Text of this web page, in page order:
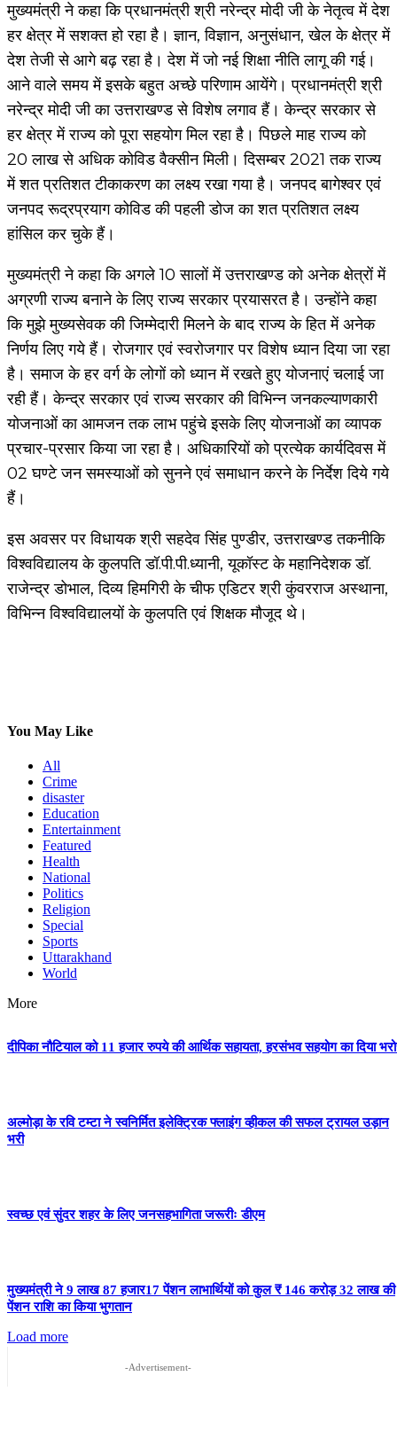
मुख्यमंत्री ने कहा कि प्रधानमंत्री श्री नरेन्द्र मोदी जी के नेतृत्व में देश
हर क्षेत्र में सशक्त हो रहा है। ज्ञान, विज्ञान, अनुसंधान, खेल के क्षेत्र में
देश तेजी से आगे बढ़ रहा है। देश में जो नई शिक्षा नीति लागू की गई।
आने वाले समय में इसके बहुत अच्छे परिणाम आयेंगे। प्रधानमंत्री श्री
नरेन्द्र मोदी जी का उत्तराखण्ड से विशेष लगाव हैं। केन्द्र सरकार से
हर क्षेत्र में राज्य को पूरा सहयोग मिल रहा है। पिछले माह राज्य को
20 लाख से अधिक कोविड वैक्सीन मिली। दिसम्बर 2021 तक राज्य
में शत प्रतिशत टीकाकरण का लक्ष्य रखा गया है। जनपद बागेश्वर एवं
जनपद रूद्रप्रयाग कोविड की पहली डोज का शत प्रतिशत लक्ष्य
हांसिल कर चुके हैं।
मुख्यमंत्री ने कहा कि अगले 10 सालों में उत्तराखण्ड को अनेक क्षेत्रों में
अग्रणी राज्य बनाने के लिए राज्य सरकार प्रयासरत है। उन्होंने कहा
कि मुझे मुख्यसेवक की जिम्मेदारी मिलने के बाद राज्य के हित में अनेक
निर्णय लिए गये हैं। रोजगार एवं स्वरोजगार पर विशेष ध्यान दिया जा रहा
है। समाज के हर वर्ग के लोगों को ध्यान में रखते हुए योजनाएं चलाई जा
रही हैं। केन्द्र सरकार एवं राज्य सरकार की विभिन्न जनकल्याणकारी
योजनाओं का आमजन तक लाभ पहुंचे इसके लिए योजनाओं का व्यापक
प्रचार-प्रसार किया जा रहा है। अधिकारियों को प्रत्येक कार्यदिवस में
02 घण्टे जन समस्याओं को सुनने एवं समाधान करने के निर्देश दिये गये
हैं।
इस अवसर पर विधायक श्री सहदेव सिंह पुण्डीर, उत्तराखण्ड तकनीकि
विश्वविद्यालय के कुलपति डॉ.पी.पी.ध्यानी, यूकॉस्ट के महानिदेशक डॉ.
राजेन्द्र डोभाल, दिव्य हिमगिरी के चीफ एडिटर श्री कुंवरराज अस्थाना,
विभिन्न विश्वविद्यालयों के कुलपति एवं शिक्षक मौजूद थे।
You May Like
All
Crime
disaster
Education
Entertainment
Featured
Health
National
Politics
Religion
Special
Sports
Uttarakhand
World
More
दीपिका नौटियाल को 11 हजार रुपये की आर्थिक सहायता, हरसंभव सहयोग का दिया
अल्मोड़ा के रवि टम्टा ने स्वनिर्मित इलेक्ट्रिक फ्लाइंग व्हीकल की सफल ट्रायल उड़ान
भरी
स्वच्छ एवं सुंदर शहर के लिए जनसहभागिता जरूरीः डीएम
मुख्यमंत्री ने 9 लाख 87 हजार17 पेंशन लाभार्थियों को कुल ₹ 146 करोड़ 32 लाख की
पेंशन राशि का किया भुगतान
Load more
-Advertisement-